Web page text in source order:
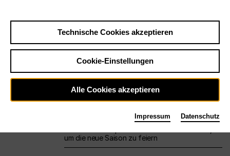
Sa29.8.
Großes Haus
12:00 Eröffnungswochenende
um die neue Saison zu feiern
Technische Cookies akzeptieren
Cookie-Einstellungen
Alle Cookies akzeptieren
Impressum Datenschutz